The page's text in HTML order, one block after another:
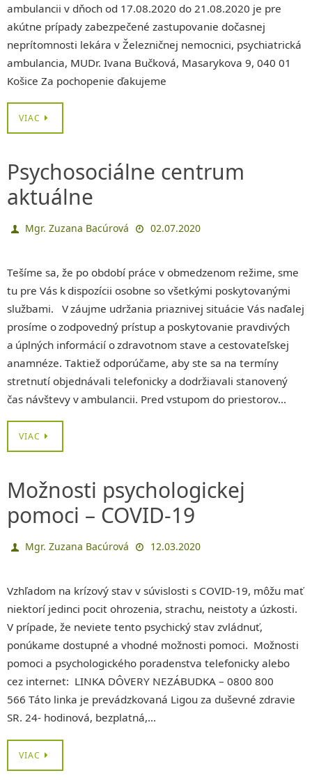
ambulancii v dňoch od 17.08.2020 do 21.08.2020 je pre
akútne prípady zabezpečené zastupovanie dočasnej
neprítomnosti lekára v Železničnej nemocnici, psychiatrická
ambulancia, MUDr. Ivana Bučková, Masarykova 9, 040 01
Košice Za pochopenie ďakujeme
VIAC
Psychosociálne centrum
aktuálne
Mgr. Zuzana Bacúrová 02.07.2020
Tešíme sa, že po období práce v obmedzenom režime, sme
tu pre Vás k dispozícii osobne so všetkými poskytovanými
službami. V záujme udržania priaznivej situácie Vás naďalej
prosíme o zodpovedný prístup a poskytovanie pravdivých
a úplných informácií o zdravotnom stave a cestovateľskej
anamnéze. Taktiež odporúčame, aby ste sa na termíny
stretnutí objednávali telefonicky a dodržiavali stanovený
čas návštevy v ambulancii. Pred vstupom do priestorov…
VIAC
Možnosti psychologickej
pomoci – COVID-19
Mgr. Zuzana Bacúrová 12.03.2020
Vzhľadom na krízový stav v súvislosti s COVID-19, môžu mať
niektorí jedinci pocit ohrozenia, strachu, neistoty a úzkosti.
V prípade, že neviete tento psychický stav zvládnuť,
ponúkame dostupné a vhodné možnosti pomoci. Možnosti
pomoci a psychologického poradenstva telefonicky alebo
cez internet: LINKA DÔVERY NEZÁBUDKA – 0800 800
566 Táto linka je prevádzkovaná Ligou za duševné zdravie
SR. 24- hodinová, bezplatná,…
VIAC